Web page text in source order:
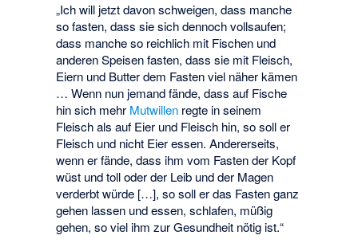
„Ich will jetzt davon schweigen, dass manche
so fasten, dass sie sich dennoch vollsaufen;
dass manche so reichlich mit Fischen und
anderen Speisen fasten, dass sie mit Fleisch,
Eiern und Butter dem Fasten viel näher kämen
… Wenn nun jemand fände, dass auf Fische
hin sich mehr Mutwillen regte in seinem
Fleisch als auf Eier und Fleisch hin, so soll er
Fleisch und nicht Eier essen. Andererseits,
wenn er fände, dass ihm vom Fasten der Kopf
wüst und toll oder der Leib und der Magen
verderbt würde […], so soll er das Fasten ganz
gehen lassen und essen, schlafen, müßig
gehen, so viel ihm zur Gesundheit nötig ist.“